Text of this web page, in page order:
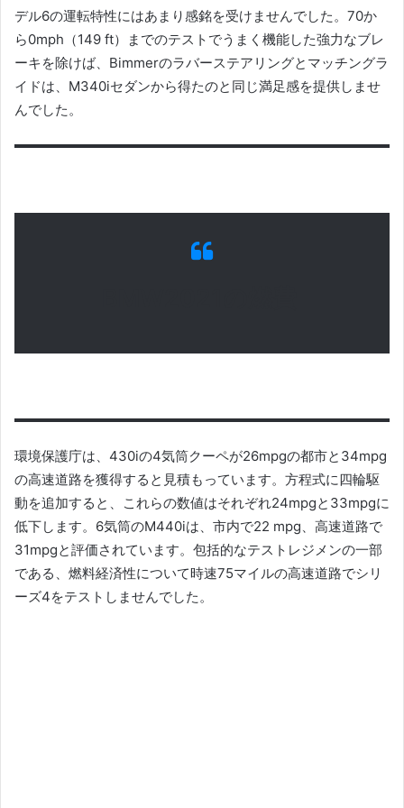
デル6の運転特性にはあまり感銘を受けませんでした。 70か
ら0mph（149 ft）までのテストでうまく機能した強力なブレ
ーキを除けば、Bimmerのラバーステアリングとマッチングラ
イドは、M340iセダンから得たのと同じ満足感を提供しませ
んでした。
環境保護庁は、430iの4気筒クーペが26mpgの都市と34mpg
の高速道路を獲得すると見積もっています。 方程式に四輪駆
動を追加すると、これらの数値はそれぞれ24mpgと33mpgに
低下します。 6気筒のM440iは、市内で22 mpg、高速道路で
31mpgと評価されています。 包括的なテストレジメンの一部
である、燃料経済性について時速75マイルの高速道路でシリ
ーズ4をテストしませんでした。